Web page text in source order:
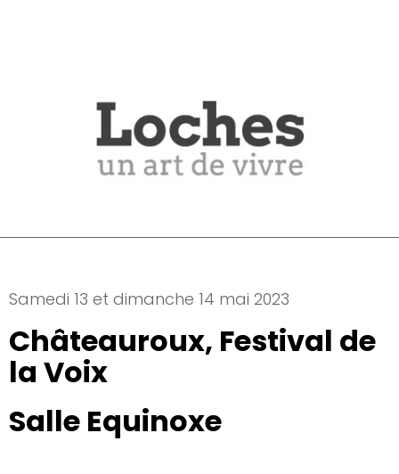
Samedi 13 et dimanche 14 mai 2023
Châteauroux, Festival de
la Voix
Salle Equinoxe